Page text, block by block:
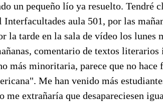
un pequeño lío ya resuelto. Tendré
aula 501, por las
la tarde en la sala de vídeo los lunes
comentario de textos
más minoritaria, parece que no
Me han venido más
me extrañaría que desapareciesen